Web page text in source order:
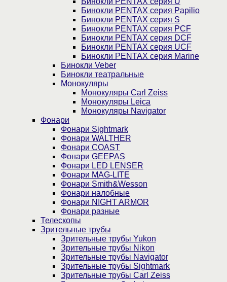
Бинокли PENTAX серия Papilio
Бинокли PENTAX серия S
Бинокли PENTAX серия PCF
Бинокли PENTAX серия DCF
Бинокли PENTAX серия UCF
Бинокли PENTAX серия Marine
Бинокли Veber
Бинокли театральные
Монокуляры
Монокуляры Carl Zeiss
Монокуляры Leica
Монокуляры Navigator
Фонари
Фонари Sightmark
Фонари WALTHER
Фонари COAST
Фонари GEEPAS
Фонари LED LENSER
Фонари MAG-LITE
Фонари Smith&Wesson
Фонари налобные
Фонари NIGHT ARMOR
Фонари разные
Телескопы
Зрительные трубы
Зрительные трубы Yukon
Зрительные трубы Nikon
Зрительные трубы Navigator
Зрительные трубы Sightmark
Зрительные трубы Carl Zeiss